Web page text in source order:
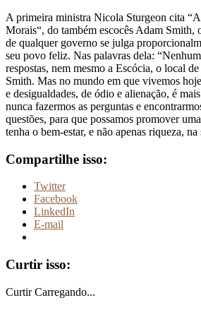
A primeira ministra Nicola Sturgeon cita
Morais“, do também escocês Adam Smith,
de qualquer governo se julga
seu povo feliz. Nas palavras dela:
respostas, nem mesmo a Escócia, o local
Smith. Mas no mundo em que vivemos
e desigualdades, de ódio e alienação, é
nunca fazermos as perguntas e
questões, para que possamos promover
tenha o bem-estar, e não apenas riqueza, na
Compartilhe isso:
Twitter
Facebook
LinkedIn
E-mail
Curtir isso:
Curtir Carregando...